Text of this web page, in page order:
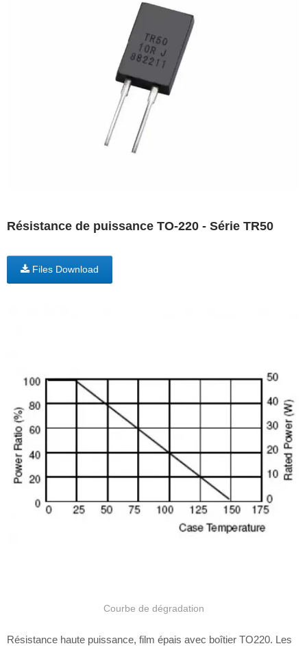
Résistance de puissance TO-220 - Série TR50
Files Download
Courbe de dégradation
Résistance haute puissance, film épais avec boîtier TO220. Les